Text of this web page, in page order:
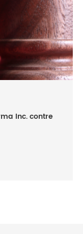
Inc. contre